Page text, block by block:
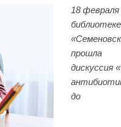
18 февраля
библиотеке
прошла
дискуссия
до